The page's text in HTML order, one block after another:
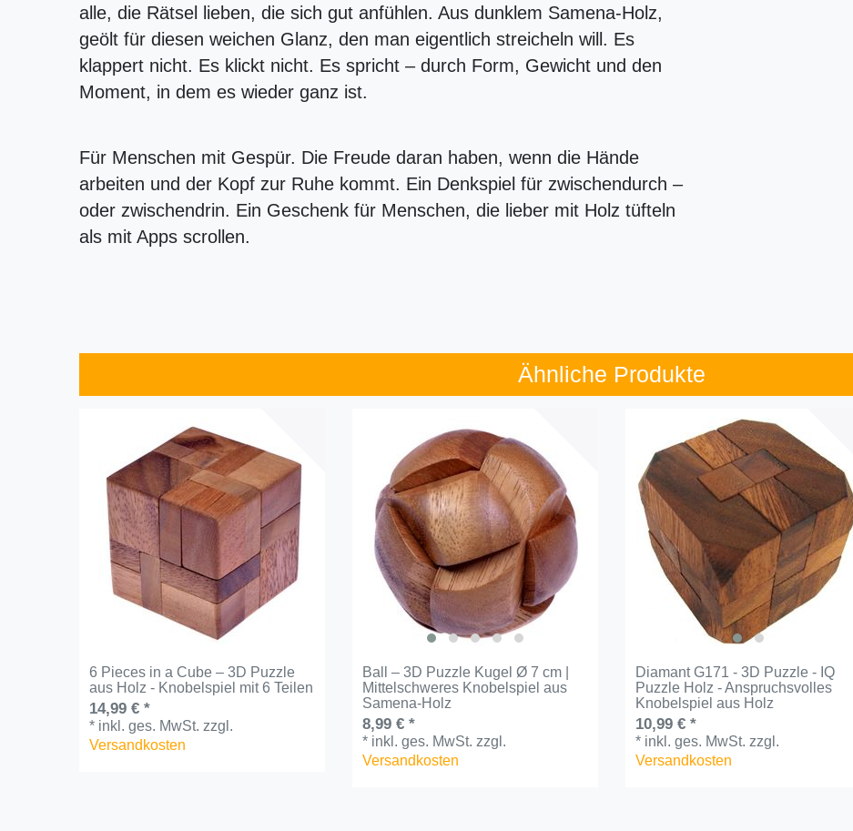
alle, die Rätsel lieben, die sich gut anfühlen. Aus dunklem Samena-Holz,
geölt für diesen weichen Glanz, den man eigentlich streicheln will. Es
klappert nicht. Es klickt nicht. Es spricht – durch Form, Gewicht und den
Moment, in dem es wieder ganz ist.
Für Menschen mit Gespür. Die Freude daran haben, wenn die Hände
arbeiten und der Kopf zur Ruhe kommt. Ein Denkspiel für zwischendurch –
oder zwischendrin. Ein Geschenk für Menschen, die lieber mit Holz tüfteln
als mit Apps scrollen.
Ähnliche Produkte
6 Pieces in a Cube – 3D Puzzle
aus Holz - Knobelspiel mit 6 Teilen
14,99 € *
* inkl. ges. MwSt. zzgl.
Versandkosten
Ball – 3D Puzzle Kugel Ø 7 cm |
Mittelschweres Knobelspiel aus
Samena-Holz
8,99 € *
* inkl. ges. MwSt. zzgl.
Versandkosten
Diamant G171 - 3D Puzzle - IQ
Puzzle Holz - Anspruchsvolles
Knobelspiel aus Holz
10,99 € *
* inkl. ges. MwSt. zzgl.
Versandkosten